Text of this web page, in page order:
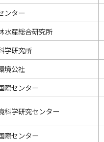
ンター
水産総合研究所
学研究所
境公社
際センター
科学研究センター
際センター